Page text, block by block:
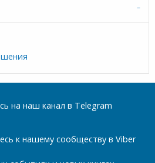
на наш канал в Telegram
к нашему сообществу в Viber